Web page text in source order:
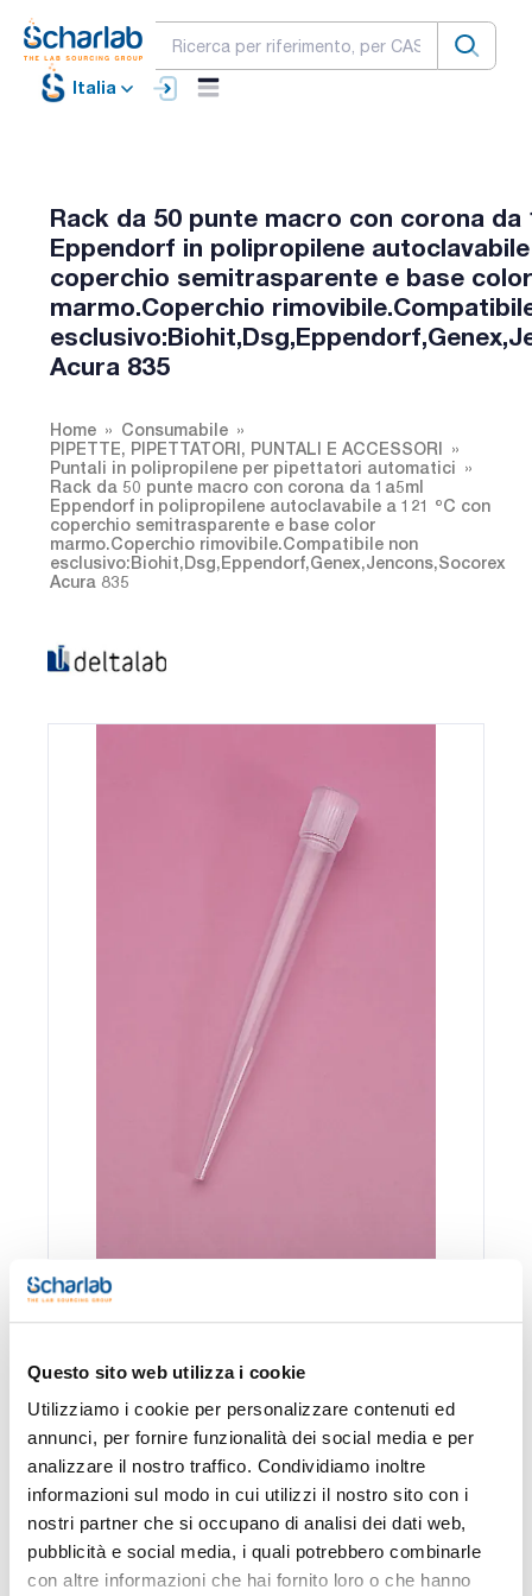
Questo sito web utilizza i cookie
Utilizziamo i cookie per personalizzare contenuti ed
annunci, per fornire funzionalità dei social media e per
analizzare il nostro traffico. Condividiamo inoltre
informazioni sul modo in cui utilizzi il nostro sito con i
nostri partner che si occupano di analisi dei dati web,
pubblicità e social media, i quali potrebbero combinarle
con altre informazioni che hai fornito loro o che hanno
Italia
Rack da 50 punte macro con corona da
Eppendorf in polipropilene autoclavabile
coperchio semitrasparente e base color
marmo.Coperchio
Acura 835
Home
Consumabile
PIPETTE, PIPETTATORI, PUNTALI E ACCESSORI
Puntali in polipropilene per pipettatori automatici
Rack da 50 punte macro con corona da 1a5ml
Eppendorf in polipropilene autoclavabile a 121 ºC con
coperchio semitrasparente e base color
marmo.Coperchio rimovibile.Compatibile non
esclusivo:Biohit,Dsg,Eppendorf,Genex,Jencons,Socorex
Acura 835
x 4x50 u.
027-
199075
contatta i
ns.uffici
contatta i
ns.uffici
Stampa pagina prodotto
Caratteristiche
Volume (µl) : 1.000-5.000